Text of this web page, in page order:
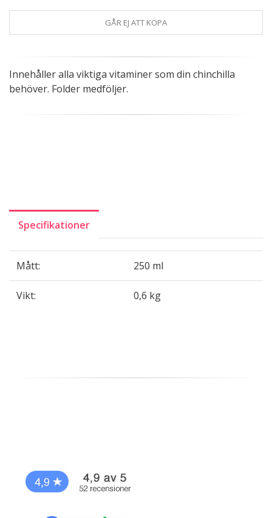
GÅR EJ ATT KÖPA
Innehåller alla viktiga vitaminer som din chinchilla
behöver. Folder medföljer.
Specifikationer
Mått: 250 ml
Vikt: 0,6 kg